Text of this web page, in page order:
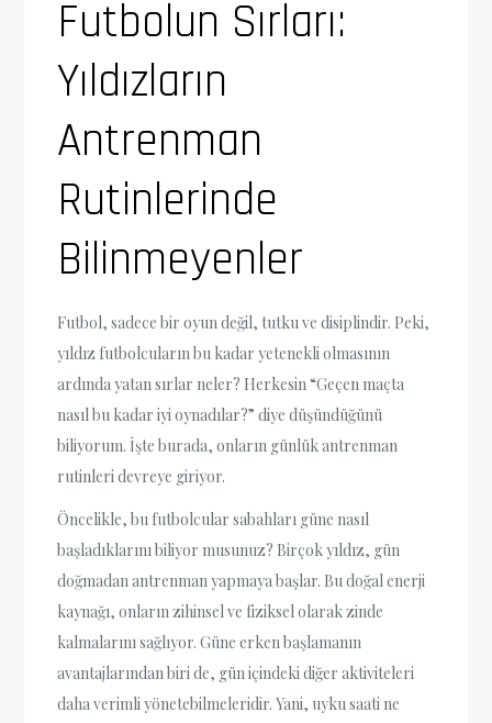
Futbolun Sırları:
Yıldızların
Antrenman
Rutinlerinde
Bilinmeyenler
Futbol, sadece bir oyun değil, tutku ve disiplindir. Peki,
yıldız futbolcuların bu kadar yetenekli olmasının
ardında yatan sırlar neler? Herkesin “Geçen maçta
nasıl bu kadar iyi oynadılar?” diye düşündüğünü
biliyorum. İşte burada, onların günlük antrenman
rutinleri devreye giriyor.
Öncelikle, bu futbolcular sabahları güne nasıl
başladıklarını biliyor musunuz? Birçok yıldız, gün
doğmadan antrenman yapmaya başlar. Bu doğal enerji
kaynağı, onların zihinsel ve fiziksel olarak zinde
kalmalarını sağlıyor. Güne erken başlamanın
avantajlarından biri de, gün içindeki diğer aktiviteleri
daha verimli yönetebilmeleridir. Yani, uyku saati ne